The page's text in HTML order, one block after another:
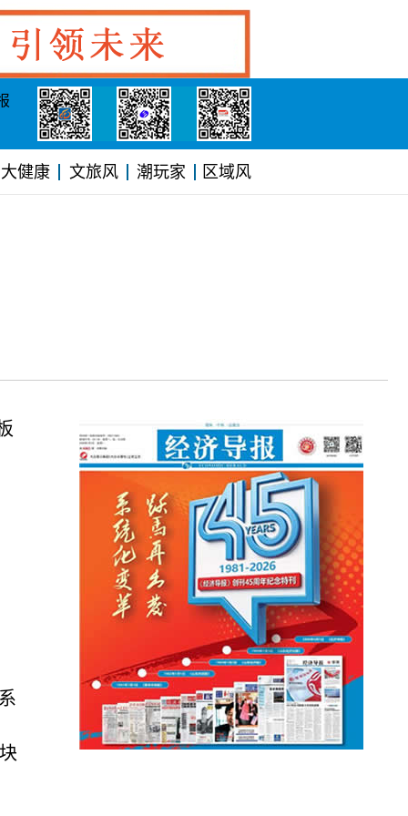
大健康 文旅风 潮玩家 区域风